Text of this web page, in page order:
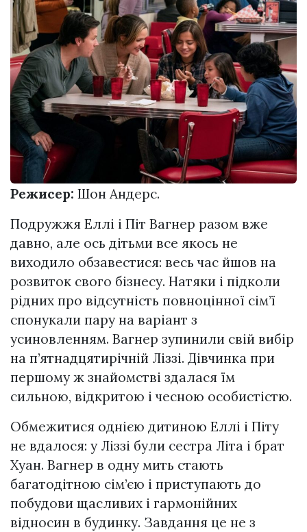
Режисер: Шон Андерс.
Подружжя Еллі і Піт Вагнер разом вже
давно, але ось дітьми все якось не
виходило обзавестися: весь час йшов на
розвиток свого бізнесу. Натяки і підколи
рідних про відсутність повноцінної сім’ї
спонукали пару на варіант з
усиновленням. Вагнер зупинили свій вибір
на п’ятнадцятирічній Ліззі. Дівчинка при
першому ж знайомстві здалася їм
сильною, відкритою і чесною особистістю.
Обмежитися однією дитиною Еллі і Піту
не вдалося: у Ліззі були сестра Літа і брат
Хуан. Вагнер в одну мить стають
багатодітною сім’єю і приступають до
побудови щасливих і гармонійних
відносин в будинку. Завдання це не з